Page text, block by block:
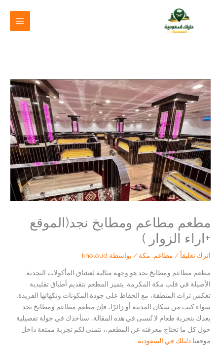
مطعم مطاعم ومطابخ نجد(الموقع
+اراء الزوار )
اترك تعليقاً / مطاعم, مكة / بواسطة kholoud
مطعم مطاعم ومطابخ نجد هو وجهة مثالية لعشاق المأكولات النجدية
الأصيلة في قلب مكة المكرمة. يتميز المطعم بتقديم أطباق تقليدية
تعكس تراث المنطقة، مع الحفاظ على جودة المكونات ونكهاتها الفريدة.
سواء كنت من سكان المدينة أو زائرًا، فإن مطعم مطاعم ومطابخ نجد
يعدك بتجربة طعام لا تُنسى.في هذه المقالة، سنأخذك في جولة تفصيلية
حول كل ما تحتاج معرفته عن المطعم،، نتمنى لكم تجربة ممتعة داخل
موقعنا دليلك في السعودية